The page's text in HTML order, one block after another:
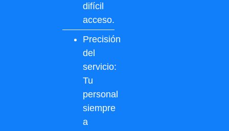
difícil
acceso.
Precisión
del
servicio:
Tu
personal
siempre
a